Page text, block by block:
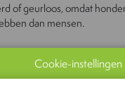
of geurloos, omdat
dan mensen.
gebruik en
Cookie-instellingen